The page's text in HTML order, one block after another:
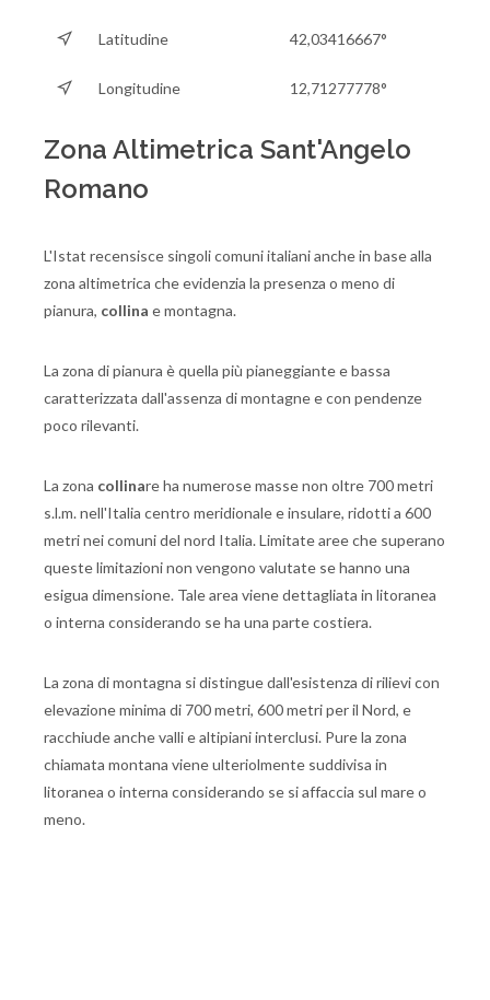
Latitudine 42,03416667°
Longitudine 12,71277778°
Zona Altimetrica Sant'Angelo
Romano
L'Istat recensisce singoli comuni italiani anche in base alla
zona altimetrica che evidenzia la presenza o meno di
pianura, collina e montagna.
La zona di pianura è quella più pianeggiante e bassa
caratterizzata dall'assenza di montagne e con pendenze
poco rilevanti.
La zona collinare ha numerose masse non oltre 700 metri
s.l.m. nell'Italia centro meridionale e insulare, ridotti a 600
metri nei comuni del nord Italia. Limitate aree che superano
queste limitazioni non vengono valutate se hanno una
esigua dimensione. Tale area viene dettagliata in litoranea
o interna considerando se ha una parte costiera.
La zona di montagna si distingue dall'esistenza di rilievi con
elevazione minima di 700 metri, 600 metri per il Nord, e
racchiude anche valli e altipiani interclusi. Pure la zona
chiamata montana viene ulteriolmente suddivisa in
litoranea o interna considerando se si affaccia sul mare o
meno.